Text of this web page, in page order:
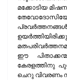
മക്കോടിയ
ഈ
കേരളത്തിനു
ചെറു വിവരണം